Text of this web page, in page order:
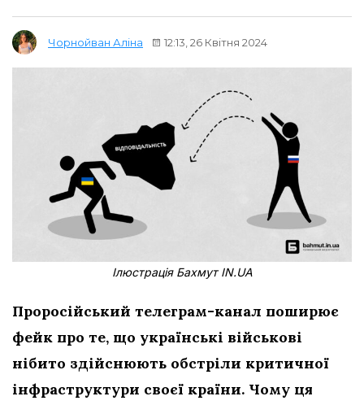
Чорнойван Аліна 12:13, 26 Квітня 2024
Ілюстрація Бахмут IN.UA
Проросійський телеграм-канал поширює
фейк про те, що українські військові
нібито здійснюють обстріли критичної
інфраструктури своєї країни. Чому ця